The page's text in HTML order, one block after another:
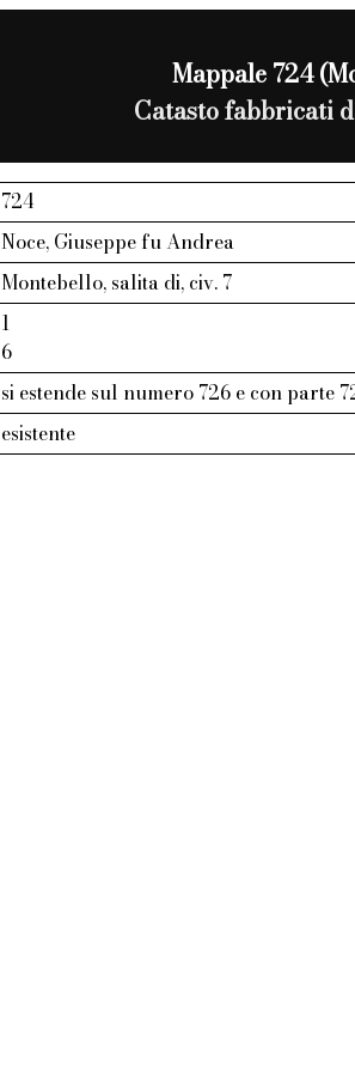
Mappale 724
Catasto fabbricati
724
Noce, Giuseppe fu Andrea
Montebello, salita di, civ. 7
1
6
si estende sul numero 726 e con parte
esistente